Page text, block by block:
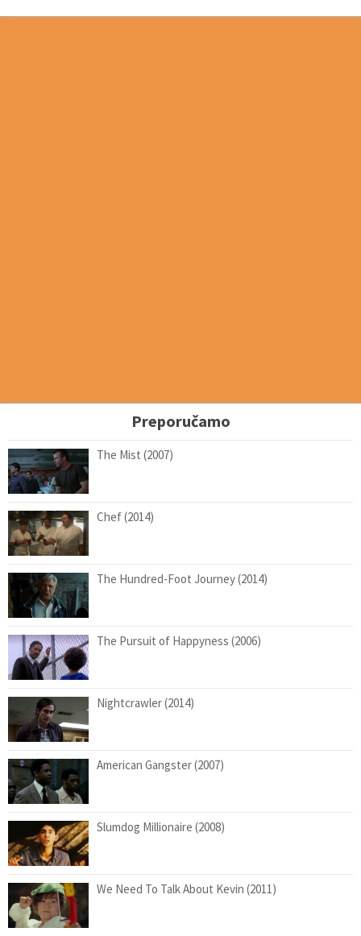
Preporučamo
The Mist (2007)
Chef (2014)
The Hundred-Foot Journey (2014)
The Pursuit of Happyness (2006)
Nightcrawler (2014)
American Gangster (2007)
Slumdog Millionaire (2008)
We Need To Talk About Kevin (2011)